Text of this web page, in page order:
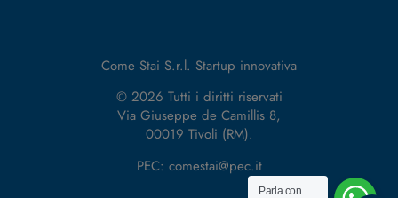
Come Stai S.r.l. Startup innovativa
© 2026 Tutti i diritti riservati
Via Giuseppe de Camillis 8,
00019 Tivoli (RM).
PEC: comestai@pec.it
Parla con